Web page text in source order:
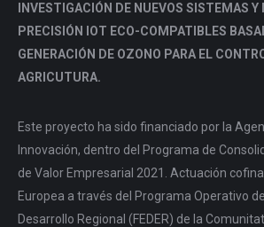
INVESTIGACIÓN DE NUEVOS SISTEMAS
PRECISIÓN IOT ECO-COMPATIBLES
GENERACIÓN DE OZONO PARA EL
AGRICUTURA.
Este proyecto ha sido financiado por la
Innovación, dentro del Programa de
de Valor Empresarial 2021. Actuación
Europea a través del Programa Operativo
Desarrollo Regional (FEDER) de la